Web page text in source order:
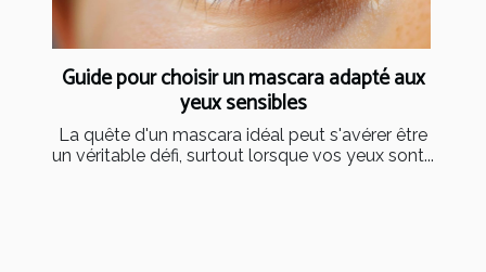
Guide pour choisir un mascara adapté aux
yeux sensibles
La quête d'un mascara idéal peut s'avérer être
un véritable défi, surtout lorsque vos yeux sont...